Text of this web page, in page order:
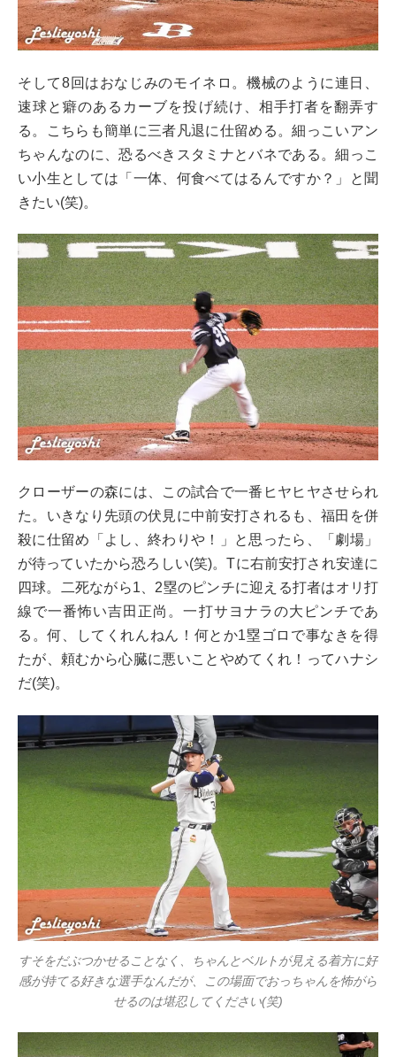
そして8回はおなじみのモイネロ。機械のように連日、
速球と癖のあるカーブを投げ続け、相手打者を翻弄す
る。こちらも簡単に三者凡退に仕留める。細っこいアン
ちゃんなのに、恐るべきスタミナとバネである。細っこ
い小生としては「一体、何食べてはるんですか？」と聞
きたい(笑)。
クローザーの森には、この試合で一番ヒヤヒヤさせられ
た。いきなり先頭の伏見に中前安打されるも、福田を併
殺に仕留め「よし、終わりや！」と思ったら、「劇場」
が待っていたから恐ろしい(笑)。Tに右前安打され安達に
四球。二死ながら1、2塁のピンチに迎える打者はオリ打
線で一番怖い吉田正尚。一打サヨナラの大ピンチであ
る。何、してくれんねん！何とか1塁ゴロで事なきを得
たが、頼むから心臓に悪いことやめてくれ！ってハナシ
だ(笑)。
すそをだぶつかせることなく、ちゃんとベルトが見える着方に好
感が持てる好きな選手なんだが、この場面でおっちゃんを怖がら
せるのは堪忍してください(笑)